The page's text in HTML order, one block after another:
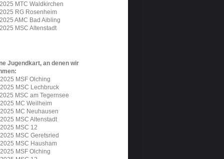
MTC Waldkirchen
RG Rosenheim
AMC Bad Aibling
MSC Altenstadt
Jugendkart, an denen wir
MSF Olching
MSC Lechbruck
MSC am Tegernsee
MC Weilheim
MC Neuhausen
MSC Altenstadt
MSC 12
MSC Geretsried
MSC Hausham
MSF Olching